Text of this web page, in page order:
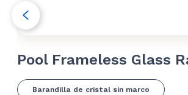
Pool Frameless Glass
Barandilla de cristal sin marco